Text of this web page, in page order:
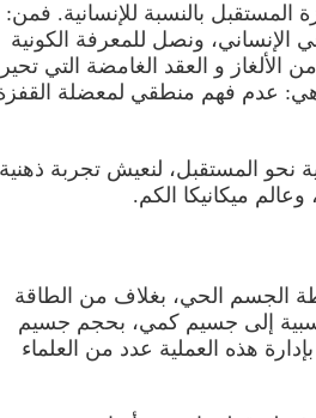
بالنسبة للإنسانية. فمن:
ونصل للمعرفة الكونية
و العقد الغامضة التي تحير
هي: عدم فهم منطقي لمعضلة
المستقبل، لنعيش تجربة ذهنية
ميكانيكا الكم.
الجسم الحي، بغلاف من الطاقة
إلى جسيم كمي، بحجم جسيم
هذه العملية عدد من العلماء